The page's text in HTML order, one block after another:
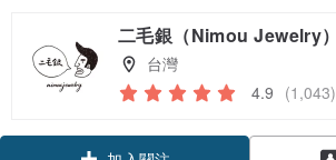
二毛銀（Nimou Jewelry）
台灣
4.9 (1,043)